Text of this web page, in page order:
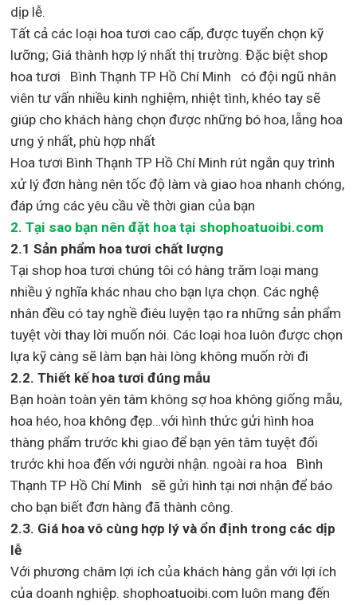
dịp lễ.
Tất cả các loại hoa tươi cao cấp, được tuyển chọn kỹ
lưỡng; Giá thành hợp lý nhất thị trường. Đặc biệt shop
hoa tươi Bình Thạnh TP Hồ Chí Minh
có đội ngũ nhân
viên tư vấn nhiều kinh nghiệm, nhiệt tình, khéo tay sẽ
giúp cho khách hàng chọn được những bó hoa, lẵng hoa
ưng ý nhất, phù hợp nhất
Hoa tươi Bình Thạnh TP Hồ Chí Minh rút ngắn quy trình
xử lý đơn hàng nên tốc độ làm và giao hoa nhanh chóng,
đáp ứng các yêu cầu về thời gian của bạn
2. Tại sao bạn nên đặt hoa tại shophoatuoibi.com
2.1 Sản phẩm hoa tươi chất lượng
Tại shop hoa tươi chúng tôi có hàng trăm loại mang
nhiều ý nghĩa khác nhau cho bạn lựa chọn. Các nghệ
nhân đều có tay nghề điêu luyện tạo ra những sản phẩm
tuyệt vời thay lời muốn nói. Các loại hoa luôn được chọn
lựa kỹ càng sẽ làm bạn hài lòng không muốn rời đi
2.2. Thiết kế hoa tươi đúng mẫu
Bạn hoàn toàn yên tâm không sợ hoa không giống mẫu,
hoa héo, hoa không đẹp…với hình thức gửi hình hoa
thàng phẩm trước khi giao để bạn yên tâm tuyệt đối
trước khi hoa đến với người nhận. ngoài ra hoa Bình
Thạnh TP Hồ Chí Minh sẽ gửi hình tại nơi nhận để báo
cho bạn biết đơn hàng đã thành công.
2.3. Giá hoa vô cùng hợp lý và ổn định trong các dịp
lễ
Với phương châm lợi ích của khách hàng gắn với lợi ích
của doanh nghiệp. shophoatuoibi.com luôn mang đến